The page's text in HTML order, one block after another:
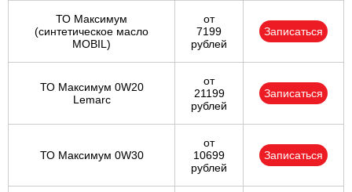
ТО Максимум
(cинтетическое масло
MOBIL)
от
7199
рублей
Записаться
ТО Максимум 0W20
Lemarc
от
21199
рублей
Записаться
ТО Максимум 0W30
от
10699
рублей
Записаться